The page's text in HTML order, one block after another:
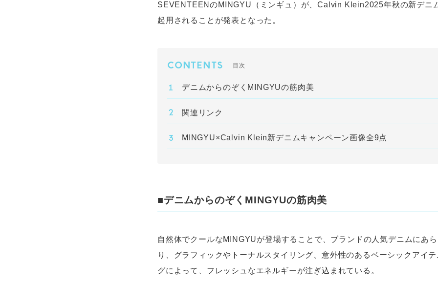
SEVENTEENのMINGYU（ミンギュ）が、Calvin Klein2025年秋の新デニ
起用されることが発表となった。
CONTENTS 目次
デニムからのぞくMINGYUの筋肉美
関連リンク
MINGYU×Calvin Klein新デニムキャンペーン画像全9点
■デニムからのぞくMINGYUの筋肉美
自然体でクールなMINGYUが登場することで、ブランドの人気デニムにあ
り、グラフィックやトーナルスタイリング、意外性のあるベーシックアイ
グによって、フレッシュなエネルギーが注ぎ込まれている。